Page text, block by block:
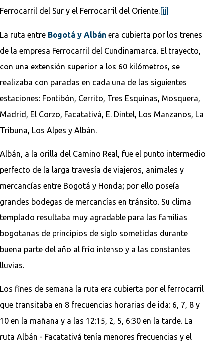
Ferrocarril del Sur y el Ferrocarril del Oriente.[ii]
La ruta entre Bogotá y Albán era cubierta por los trenes
de la empresa Ferrocarril del Cundinamarca. El trayecto,
con una extensión superior a los 60 kilómetros, se
realizaba con paradas en cada una de las siguientes
estaciones: Fontibón, Cerrito, Tres Esquinas, Mosquera,
Madrid, El Corzo, Facatativá, El Dintel, Los Manzanos, La
Tribuna, Los Alpes y Albán.
Albán, a la orilla del Camino Real, fue el punto intermedio
perfecto de la larga travesía de viajeros, animales y
mercancías entre Bogotá y Honda; por ello poseía
grandes bodegas de mercancías en tránsito. Su clima
templado resultaba muy agradable para las familias
bogotanas de principios de siglo sometidas durante
buena parte del año al frío intenso y a las constantes
lluvias.
Los fines de semana la ruta era cubierta por el ferrocarril
que transitaba en 8 frecuencias horarias de ida: 6, 7, 8 y
10 en la mañana y a las 12:15, 2, 5, 6:30 en la tarde. La
ruta Albán - Facatativá tenía menores frecuencias y el